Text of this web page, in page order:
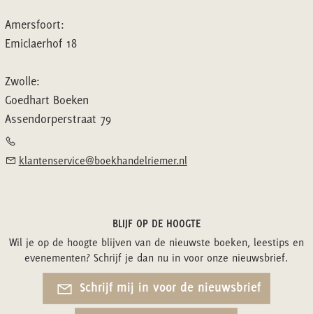
Amersfoort:
Emiclaerhof 18
Zwolle:
Goedhart Boeken
Assendorperstraat 79
klantenservice@boekhandelriemer.nl
BLIJF OP DE HOOGTE
Wil je op de hoogte blijven van de nieuwste boeken, leestips en
evenementen? Schrijf je dan nu in voor onze nieuwsbrief.
Schrijf mij in voor de nieuwsbrief